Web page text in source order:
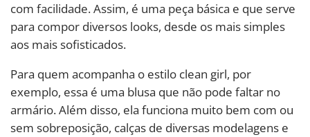
com facilidade. Assim, é uma peça básica e que serve
para compor diversos looks, desde os mais simples
aos mais sofisticados.
Para quem acompanha o estilo clean girl, por
exemplo, essa é uma blusa que não pode faltar no
armário. Além disso, ela funciona muito bem com ou
sem sobreposição, calças de diversas modelagens e